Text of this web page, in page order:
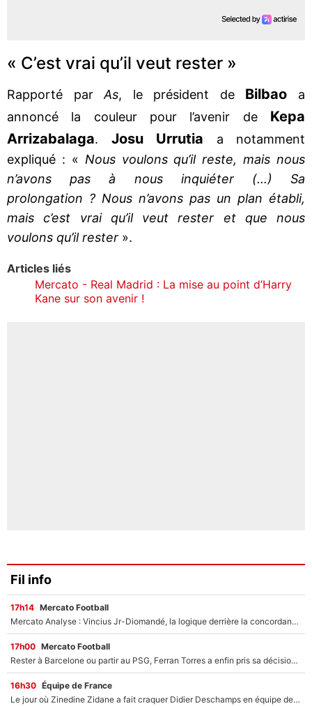
« C’est vrai qu’il veut rester »
Rapporté parAs, le président de Bilbao a
annoncé la couleur pour l’avenir de Kepa
Arrizabalaga. Josu Urrutia a notamment
expliqué : « Nous voulons qu’il reste, mais nous
n’avons pas à nous inquiéter (…) Sa
prolongation ? Nous n’avons pas un plan établi,
mais c’est vrai qu’il veut rester et que nous
voulons qu’il rester ».
Articles liés
Mercato - Real Madrid : La mise au point d’Harry
Kane sur son avenir !
Fil info
17h14 Mercato Football
Mercato Analyse : Vincius Jr-Diomandé, la logique derrière la concordance des temps
17h00 Mercato Football
Rester à Barcelone ou partir au PSG, Ferran Torres a enfin pris sa décision : La course contre la montre est lancée !
16h30 Équipe de France
Le jour où Zinedine Zidane a fait craquer Didier Deschamps en équipe de France : «Je m’en suis voulu», l’ancien sélectionneur a regretté son geste !